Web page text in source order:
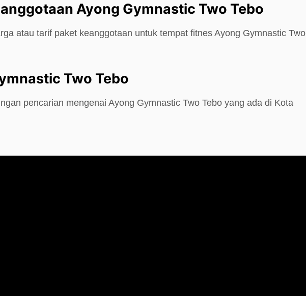
Ayong Gymnastic Two Tebo
atau tarif paket keanggotaan untuk tempat fitnes Ayong Gymnastic Two
Two Tebo
pencarian mengenai Ayong Gymnastic Two Tebo yang ada di Kota